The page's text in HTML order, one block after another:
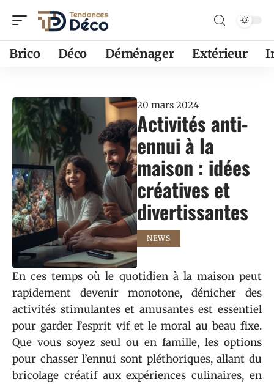
Brico Déco Déménager Extérieur
20 mars 2024
Activités anti-
ennui à la
maison : idées
créatives et
divertissantes
NEWS
En ces temps où le quotidien à la maison peut
rapidement devenir monotone, dénicher des
activités stimulantes et amusantes est essentiel
pour garder l’esprit vif et le moral au beau fixe.
Que vous soyez seul ou en famille, les options
pour chasser l’ennui sont pléthoriques, allant du
bricolage créatif aux expériences culinaires, en